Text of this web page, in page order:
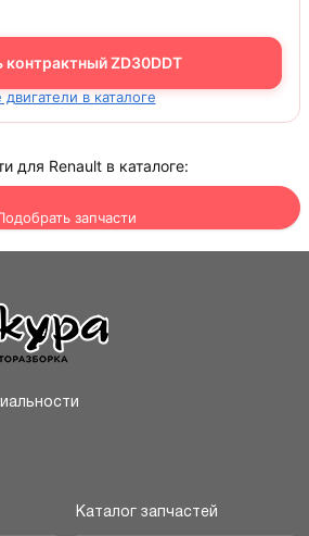
контрактный ZD30DDT
двигатели в каталоге
для Renault в каталоге:
запчасти
-> Открыть меню
Каталог запчастей